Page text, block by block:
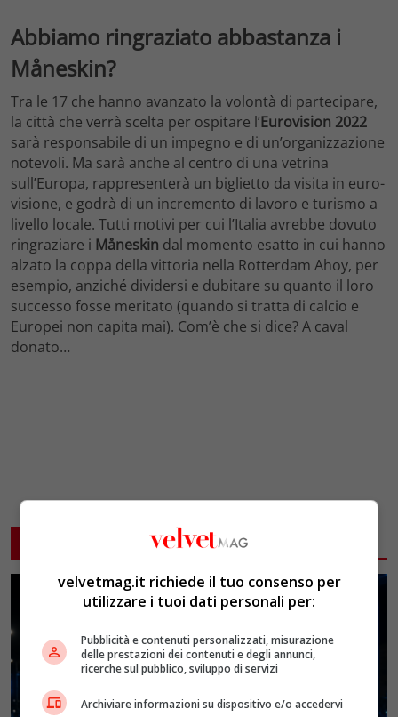
Abbiamo ringraziato abbastanza i
Måneskin?
Tra le 17 che hanno avanzato la volontà di partecipare,
la città che verrà scelta per ospitare l’Eurovision 2022
sarà responsabile di un impegno e di un’organizzazione
notevoli. Ma sarà anche al centro di una vetrina
sull’Europa, rappresenterà un biglietto da visita in euro-
visione, e godrà di un incremento di lavoro e turismo a
livello locale. Tutti motivi per cui l’Italia avrebbe dovuto
ringraziare i Måneskin dal momento esatto in cui hanno
alzato la coppa della vittoria nella Rotterdam Ahoy, per
esempio, anziché dividersi e dubitare su quanto il loro
successo fosse meritato (quando si tratta di calcio e
Europei non capita mai). Com’è che si dice? A caval
donato…
ARTICOLI CORRELATI
velvetmag.it richiede il tuo consenso per
utilizzare i tuoi dati personali per:
Pubblicità e contenuti personalizzati, misurazione
delle prestazioni dei contenuti e degli annunci,
ricerche sul pubblico, sviluppo di servizi
Archiviare informazioni su dispositivo e/o accedervi